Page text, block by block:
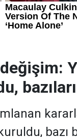
bazıları
bazı